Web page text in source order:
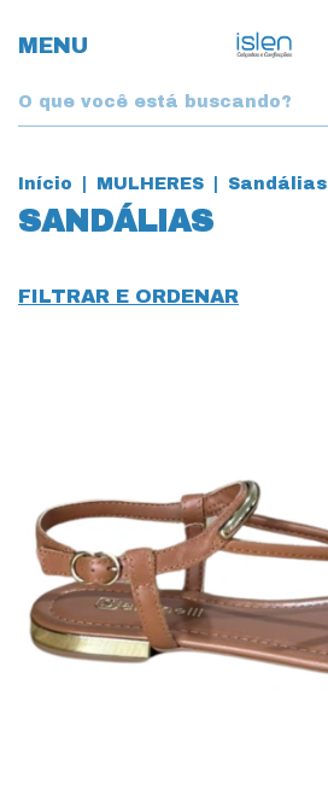
MENU
Início MULHERES Sandálias
SANDÁLIAS
FILTRAR E ORDENAR